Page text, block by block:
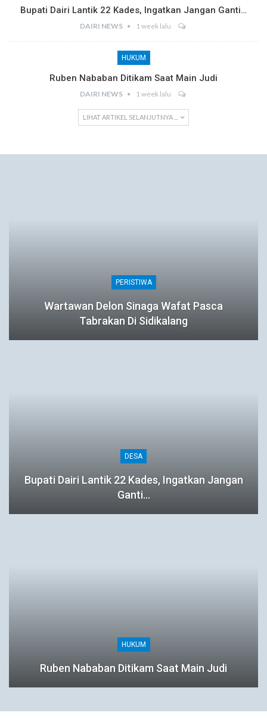
Bupati Dairi Lantik 22 Kades, Ingatkan Jangan Ganti…
DAIRI NEWS 1 week lalu
HUKUM
Ruben Nababan Ditikam Saat Main Judi
DAIRI NEWS 1 week lalu
LIHAT ARTIKEL SELANJUTNYA ...
PERISTIWA
Wartawan Delon Sinaga Wafat Pasca
Tabrakan Di Sidikalang
DESA
Bupati Dairi Lantik 22 Kades, Ingatkan Jangan
Ganti…
HUKUM
Ruben Nababan Ditikam Saat Main Judi